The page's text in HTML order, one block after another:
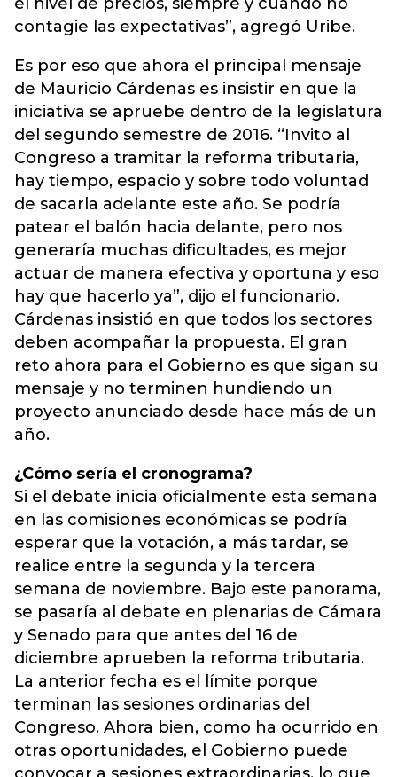
contagie las expectativas”, agregó Uribe.
Es por eso que ahora el principal mensaje
de Mauricio Cárdenas es insistir en que la
iniciativa se apruebe dentro de la legislatura
del segundo semestre de 2016. “Invito al
Congreso a tramitar la reforma tributaria,
hay tiempo, espacio y sobre todo voluntad
de sacarla adelante este año. Se podría
patear el balón hacia delante, pero nos
generaría muchas dificultades, es mejor
actuar de manera efectiva y oportuna y eso
hay que hacerlo ya”, dijo el funcionario.
Cárdenas insistió en que todos los sectores
deben acompañar la propuesta. El gran
reto ahora para el Gobierno es que sigan su
mensaje y no terminen hundiendo un
proyecto anunciado desde hace más de un
año.
¿Cómo sería el cronograma?
Si el debate inicia oficialmente esta semana
en las comisiones económicas se podría
esperar que la votación, a más tardar, se
realice entre la segunda y la tercera
semana de noviembre. Bajo este panorama,
se pasaría al debate en plenarias de Cámara
y Senado para que antes del 16 de
diciembre aprueben la reforma tributaria.
La anterior fecha es el límite porque
terminan las sesiones ordinarias del
Congreso. Ahora bien, como ha ocurrido en
otras oportunidades, el Gobierno puede